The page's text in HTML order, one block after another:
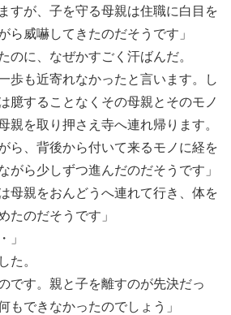
すが、子を守る母親は住職に白目を
ら威嚇してきたのだそうです」
のに、なぜかすごく汗ばんだ。
歩も近寄れなかったと言います。し
臆することなくその母親とそのモノ
親を取り押さえ寺へ連れ帰ります。
ら、背後から付いて来るモノに経を
がら少しずつ進んだのだそうです」
母親をおんどうへ連れて行き、体を
たのだそうです」
」
た。
です。親と子を離すのが先決だっ
もできなかったのでしょう」